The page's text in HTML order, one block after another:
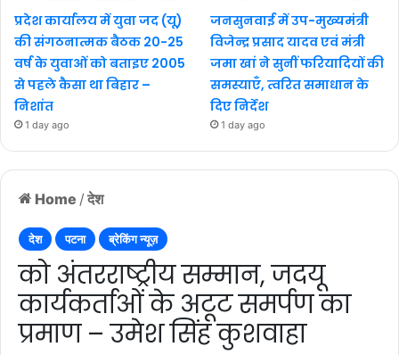
Home / देश
देश पटना ब्रेकिंग न्यूज़
को अंतरराष्ट्रीय सम्मान, जदयू
कार्यकर्ताओं के अटूट समर्पण का
प्रमाण – उमेश सिंह कुशवाहा
प्रदेश कार्यालय में युवा जद (यू)
की संगठनात्मक बैठक 20-25
वर्ष के युवाओं को बताइए 2005
से पहले कैसा था बिहार –
निशांत
1 day ago
जनसुनवाई में उप-मुख्यमंत्री
विजेन्द्र प्रसाद यादव एवं मंत्री
जमा खां ने सुनीं फरियादियों की
समस्याएँ, त्वरित समाधान के
दिए निर्देश
1 day ago